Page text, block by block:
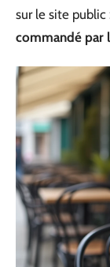
sur le site public
commandé par